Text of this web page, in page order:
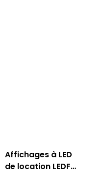
Affichages à LED
de location LEDFul